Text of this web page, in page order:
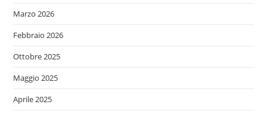
Marzo 2026
Febbraio 2026
Ottobre 2025
Maggio 2025
Aprile 2025